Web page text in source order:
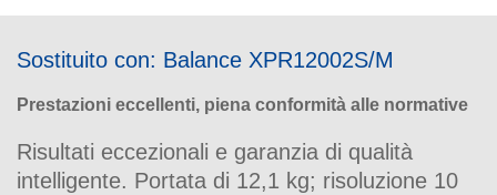
Sostituito con: Balance XPR12002S/M
Prestazioni eccellenti, piena conformità alle normative
Risultati eccezionali e garanzia di qualità
intelligente. Portata di 12,1 kg; risoluzione 10